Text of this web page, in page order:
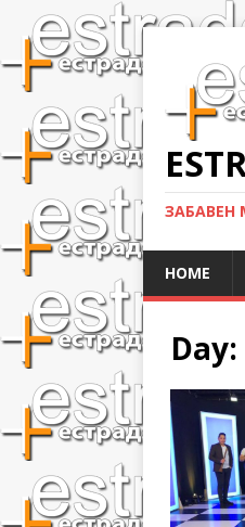
ЗАБАВЕН
HOME
Day: